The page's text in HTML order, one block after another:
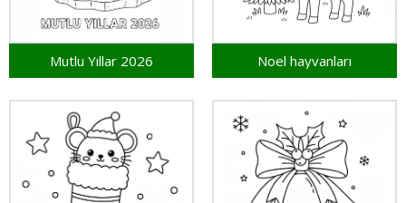
Mutlu Yıllar 2026 Noel hayvanları